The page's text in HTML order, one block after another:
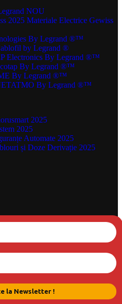
NOU
Materiale Electrice Gewiss
By Legrand ®™
by Legrand ®
Electronics By Legrand ®™
By Legrand ®™
By Legrand ®™
By Legrand ®™
2025
2025
Automate 2025
și Doze Derivație 2025